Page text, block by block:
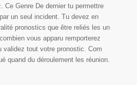
Ce Genre De dernier tu permettre
un seul incident. Tu devez en
pronostics que être reliés les un
vous apparu remporterez
validez tout votre pronostic. Com
quand du déroulement les réunion.